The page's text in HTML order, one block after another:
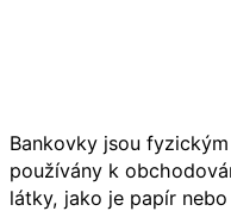
Bankovky jsou
používány k
látky, jako je papír